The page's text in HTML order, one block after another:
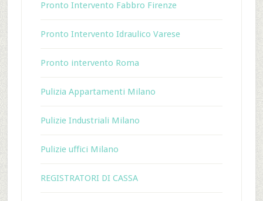
Pronto Intervento Fabbro Firenze
Pronto Intervento Idraulico Varese
Pronto intervento Roma
Pulizia Appartamenti Milano
Pulizie Industriali Milano
Pulizie uffici Milano
REGISTRATORI DI CASSA